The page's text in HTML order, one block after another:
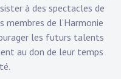
à des spectacles de
membres de l’Harmonie
les futurs talents
au don de leur temps